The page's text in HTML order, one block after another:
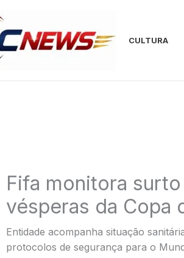
CULTURA
Fifa monitora
vésperas da Copa
Entidade acompanha situação
protocolos de segurança para o